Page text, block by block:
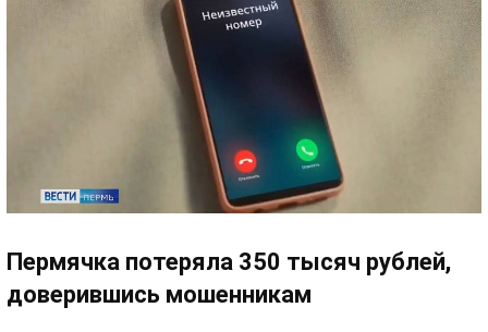
Пермячка потеряла 350 тысяч рублей,
доверившись мошенникам